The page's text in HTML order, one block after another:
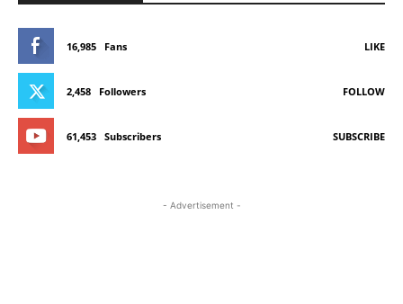
16,985 Fans LIKE
2,458 Followers FOLLOW
61,453 Subscribers SUBSCRIBE
- Advertisement -